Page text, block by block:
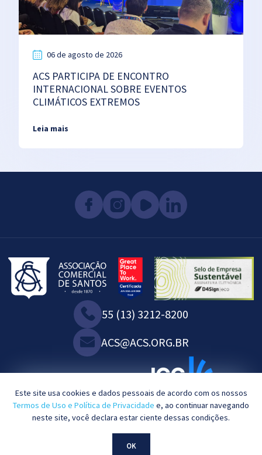
Este site usa cookies e dados pessoais de acordo com os nossos
Termos de Uso e Política de Privacidade e, ao continuar navegando
neste site, você declara estar ciente dessas condições.
OK
06 de agosto de 2026
ACS PARTICIPA DE ENCONTRO
INTERNACIONAL SOBRE EVENTOS
CLIMÁTICOS EXTREMOS
Leia mais
55 (13) 3212-8200
ACS@ACS.ORG.BR
2023©. Todos os direitos reservados.